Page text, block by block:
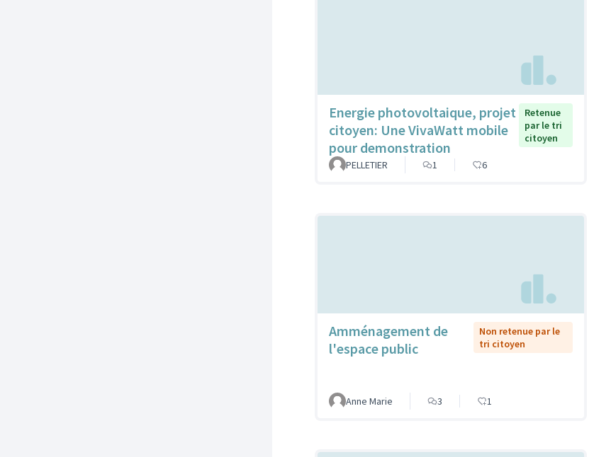
Energie photovoltaique, projet
citoyen: Une VivaWatt mobile
pour demonstration
Retenue
par le tri
citoyen
PELLETIER 1 6
Amménagement de
l'espace public
Non retenue par le
tri citoyen
Anne Marie 3 1